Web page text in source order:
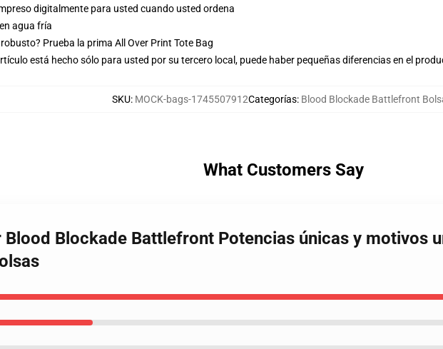
digitalmente para usted cuando usted ordena
agua fría
Prueba la prima All Over Print Tote Bag
está hecho sólo para usted por su tercero local, puede haber pequeñas diferencias en el
SKU: MOCK-bags-1745507912Categorías: Blood Blockade Battlefront
What Customers Say
Blockade Battlefront Potencias únicas y motivos